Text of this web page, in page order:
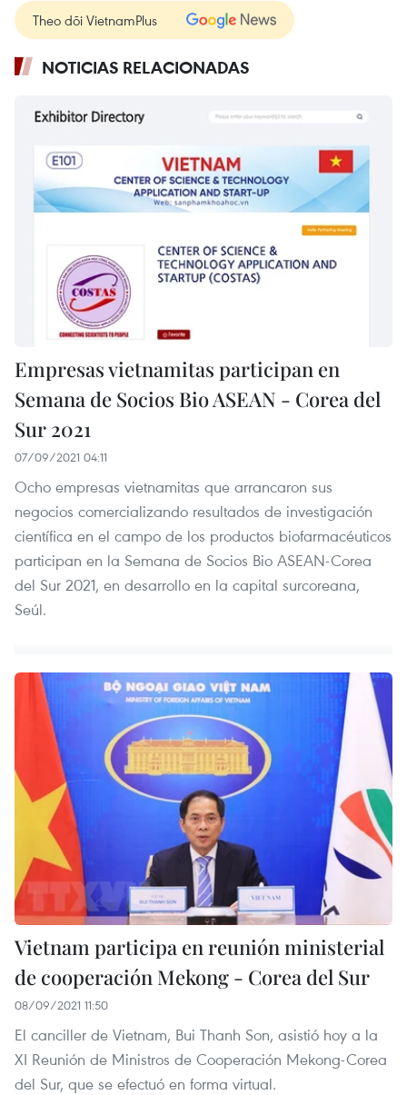
Theo dõi VietnamPlus
NOTICIAS RELACIONADAS
Empresas vietnamitas participan en
Semana de Socios Bio ASEAN - Corea del
Sur 2021
07/09/2021 04:11
Ocho empresas vietnamitas que arrancaron sus
negocios comercializando resultados de investigación
científica en el campo de los productos biofarmacéuticos
participan en la Semana de Socios Bio ASEAN-Corea
del Sur 2021, en desarrollo en la capital surcoreana,
Seúl.
Vietnam participa en reunión ministerial
de cooperación Mekong - Corea del Sur
08/09/2021 11:50
El canciller de Vietnam, Bui Thanh Son, asistió hoy a la
XI Reunión de Ministros de Cooperación Mekong-Corea
del Sur, que se efectuó en forma virtual.